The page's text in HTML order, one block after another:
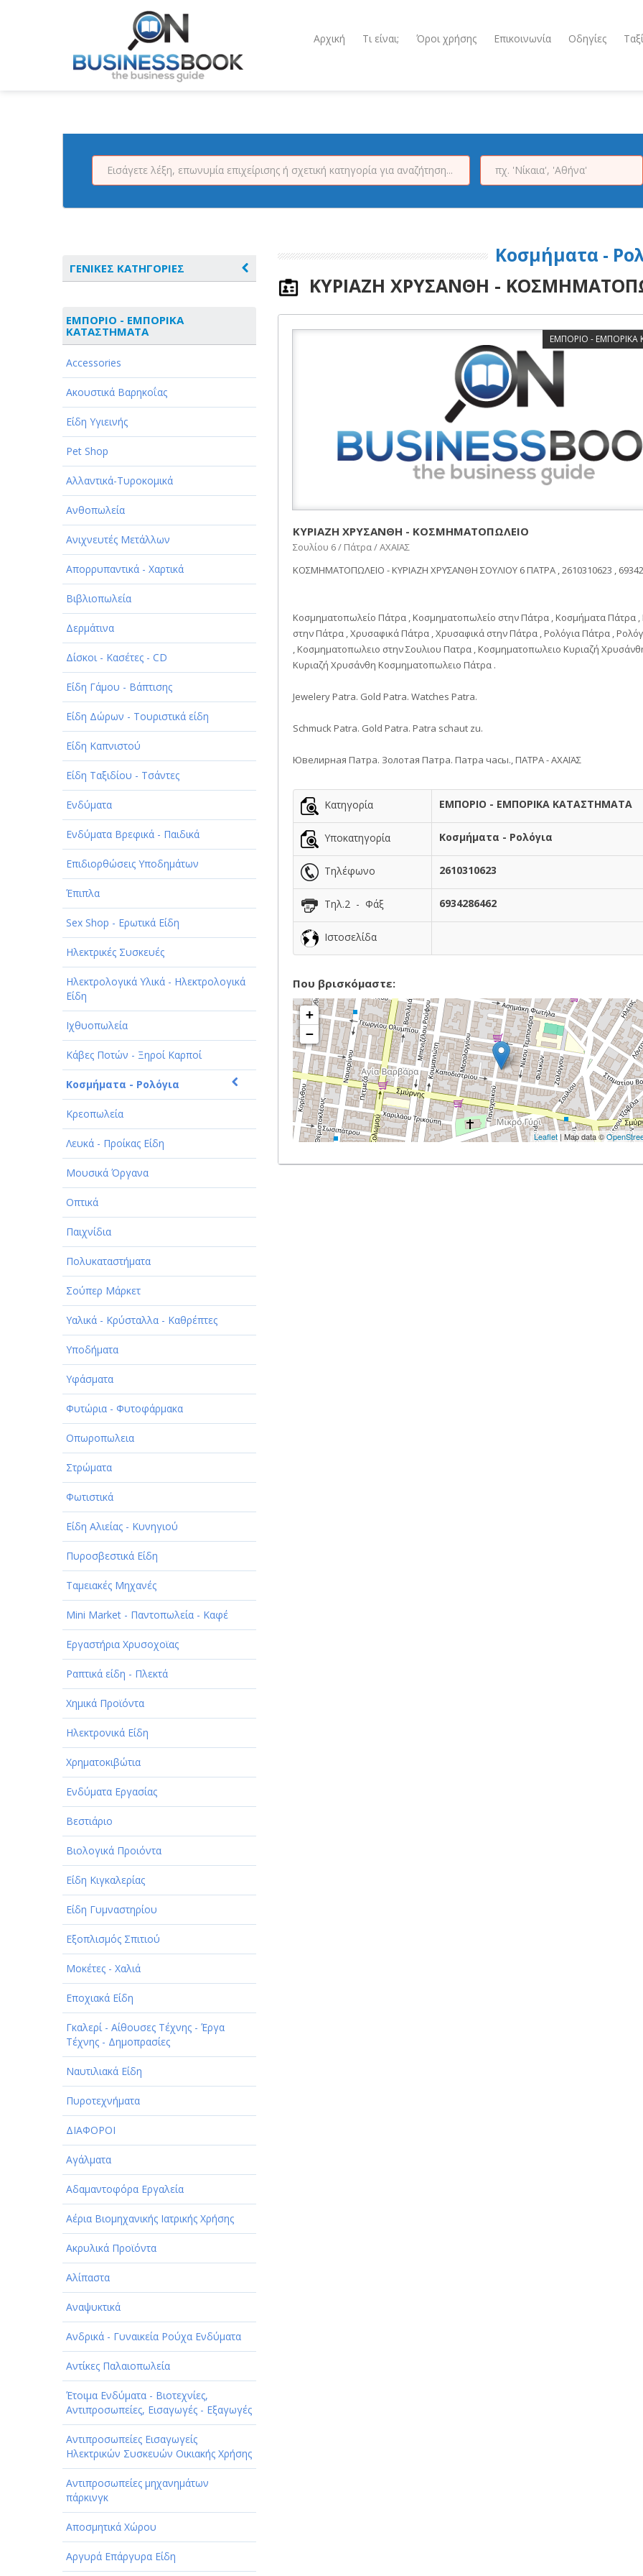
Αρχική Τι είναι; Όροι χρήσης Επικοινωνία Οδηγίες
ΓΕΝΙΚΕΣ ΚΑΤΗΓΟΡΙΕΣ
ΑΘΛΗΤΙΣΜΟΣ
ΑΥΤΟΚΙΝΗΤΑ - ΜΗΧΑΝΕΣ - ΣΚΑΦΗ
ΔΙΑΣΚΕΔΑΣΗ - ΨΥΧΑΓΩΓΙΑ - ΤΕΧΝΕΣ
ΔΙΑΦΗΜΙΣΗ - ΜΜΕ
ΕΚΚΛΗΣΙΕΣ - ΦΙΛΑΝΘΡΩΠΙΚΑ
ΣΩΜΑΤΕΙΑ
ΕΚΠΑΙΔΕΥΣΗ - ΣΧΟΛΕΣ
ΕΜΠΟΡΙΟ - ΕΜΠΟΡΙΚΑ
ΚΑΤΑΣΤΗΜΑΤΑ
ΕΡΓΟΣΤΑΣΙΑ - ΒΙΟΜΗΧΑΝΙΕΣ
ΞΕΝΟΔΟΧΕΙΑ - ΤΟΥΡΙΣΜΟΣ
ΟΜΟΡΦΙΑ
ΠΑΡΟΧΗ ΥΠΗΡΕΣΙΩΝ
ΤΕΧΝΙΚΑ - ΚΑΤΑΣΚΕΥΑΣΤΙΚΑ
ΤΕΧΝΟΛΟΓΙΑ
ΥΓΕΙΑ - ΙΑΤΡΟΙ
ΦΑΓΗΤΟ
ΕΜΠΟΡΙΟ - ΕΜΠΟΡΙΚΑ
ΚΑΤΑΣΤΗΜΑΤΑ
Accessories
Ακουστικά Βαρηκοΐας
Είδη Υγιεινής
Pet Shop
Αλλαντικά-Τυροκομικά
Ανθοπωλεία
Ανιχνευτές Μετάλλων
Απορρυπαντικά - Χαρτικά
Βιβλιοπωλεία
Δερμάτινα
Δίσκοι - Κασέτες - CD
Είδη Γάμου - Βάπτισης
Είδη Δώρων - Τουριστικά είδη
Είδη Καπνιστού
Είδη Ταξιδίου - Τσάντες
Ενδύματα
Ενδύματα Βρεφικά - Παιδικά
Επιδιορθώσεις Υποδημάτων
Έπιπλα
Sex Shop - Ερωτικά Είδη
Ηλεκτρικές Συσκευές
Ηλεκτρολογικά Υλικά - Ηλεκτρολογικά
Είδη
Ιχθυοπωλεία
Κάβες Ποτών - Ξηροί Καρποί
Κοσμήματα - Ρολόγια
Κρεοπωλεία
Λευκά - Προίκας Είδη
Μουσικά Όργανα
Οπτικά
Παιχνίδια
Πολυκαταστήματα
Σούπερ Μάρκετ
Υαλικά - Κρύσταλλα - Καθρέπτες
Υποδήματα
Υφάσματα
Φυτώρια - Φυτοφάρμακα
Οπωροπωλεια
Στρώματα
Φωτιστικά
Είδη Αλιείας - Κυνηγιού
Πυροσβεστικά Είδη
Ταμειακές Μηχανές
Mini Market - Παντοπωλεία - Καφέ
Εργαστήρια Χρυσοχοϊας
Ραπτικά είδη - Πλεκτά
Χημικά Προϊόντα
Ηλεκτρονικά Είδη
Χρηματοκιβώτια
Ενδύματα Εργασίας
Βεστιάριο
Βιολογικά Προιόντα
Είδη Κιγκαλερίας
Είδη Γυμναστηρίου
Εξοπλισμός Σπιτιού
Μοκέτες - Χαλιά
Εποχιακά Είδη
Γκαλερί - Αίθουσες Τέχνης - Έργα
Τέχνης - Δημοπρασίες
Ναυτιλιακά Είδη
Πυροτεχνήματα
ΔΙΑΦΟΡΟΙ
Αγάλματα
Αδαμαντοφόρα Εργαλεία
Αέρια Βιομηχανικής Ιατρικής Χρήσης
Ακρυλικά Προϊόντα
Αλίπαστα
Αναψυκτικά
Ανδρικά - Γυναικεία Ρούχα Ενδύματα
Αντίκες Παλαιοπωλεία
Έτοιμα Ενδύματα - Βιοτεχνίες,
Αντιπροσωπείες, Εισαγωγές - Εξαγωγές
Αντιπροσωπείες Εισαγωγείς
Ηλεκτρικών Συσκευών Οικιακής Χρήσης
Αντιπροσωπείες μηχανημάτων
πάρκινγκ
Αποσμητικά Χώρου
Αργυρά Επάργυρα Είδη
Κοσμήματα -
ΚΥΡΙΑΖΗ ΧΡΥΣΑΝΘΗ -
ΕΜΠΟΡΙΟ - ΕΜΠΟΡΙΚΑ
ΚΥΡΙΑΖΗ ΧΡΥΣΑΝΘΗ - ΚΟΣΜΗΜΑΤΟΠΩΛΕΙΟ
Σουλίου 6 / Πάτρα / ΑΧΑΪΑΣ
ΚΟΣΜΗΜΑΤΟΠΩΛΕΙΟ - ΚΥΡΙΑΖΗ ΧΡΥΣΑΝΘΗ ΣΟΥΛΙΟΥ 6 ΠΑΤΡΑ , 2610310623 ,
Κοσμηματοπωλείο Πάτρα , Κοσμηματοπωλείο στην Πάτρα , Κοσμήματα Πάτρα
στην Πάτρα , Χρυσαφικά Πάτρα , Χρυσαφικά στην Πάτρα , Ρολόγια Πάτρα ,
, Κοσμηματοπωλειο στην Σουλιου Πατρα , Κοσμηματοπωλειο Κυριαζή
Κυριαζή Χρυσάνθη Κοσμηματοπωλειο Πάτρα .
Jewelery Patra. Gold Patra. Watches Patra.
Schmuck Patra. Gold Patra. Patra schaut zu.
Ювелирная Патра. Золотая Патра. Патра часы., ΠΑΤΡΑ - ΑΧΑΪΑΣ
Κατηγορία ΕΜΠΟΡΙΟ - ΕΜΠΟΡΙΚΑ ΚΑΤΑΣΤΗΜΑΤΑ
Υποκατηγορία Κοσμήματα - Ρολόγια
Τηλέφωνο 2610310623
Τηλ.2 - Φάξ 6934286462
Ιστοσελίδα
Που βρισκόμαστε:
+
−
Leaflet| Map data ©